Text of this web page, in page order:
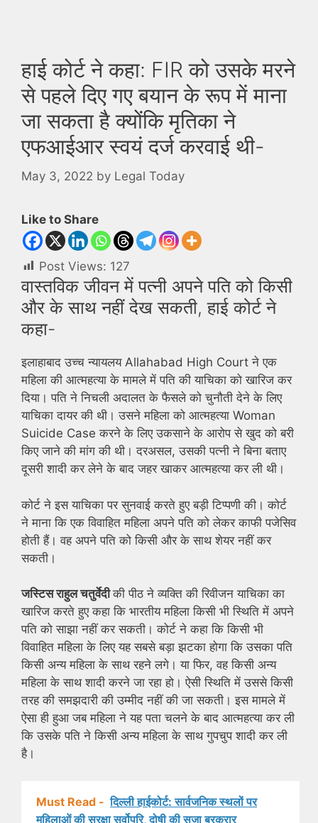
हाई कोर्ट ने कहा: FIR को उसके मरने
से पहले दिए गए बयान के रूप में माना
जा सकता है क्योंकि मृतिका ने
एफआईआर स्वयं दर्ज करवाई थी-
May 3, 2022 by Legal Today
Like to Share
Post Views: 127
वास्तविक जीवन में पत्नी अपने पति को किसी
और के साथ नहीं देख सकती, हाई कोर्ट ने
कहा-
इलाहाबाद उच्च न्यायलय Allahabad High Court ने एक
महिला की आत्महत्या के मामले में पति की याचिका को खारिज कर
दिया। पति ने निचली अदालत के फैसले को चुनौती देने के लिए
याचिका दायर की थी। उसने महिला को आत्महत्या Woman
Suicide Case करने के लिए उकसाने के आरोप से खुद को बरी
किए जाने की मांग की थी। दरअसल, उसकी पत्नी ने बिना बताए
दूसरी शादी कर लेने के बाद जहर खाकर आत्महत्या कर ली थी।
कोर्ट ने इस याचिका पर सुनवाई करते हुए बड़ी टिप्पणी की। कोर्ट
ने माना कि एक विवाहित महिला अपने पति को लेकर काफी पजेसिव
होती हैं। वह अपने पति को किसी और के साथ शेयर नहीं कर
सकती।
जस्टिस राहुल चतुर्वेदीकी पीठ ने व्यक्ति की रिवीजन याचिका का
खारिज करते हुए कहा कि भारतीय महिला किसी भी स्थिति में अपने
पति को साझा नहीं कर सकती। कोर्ट ने कहा कि किसी भी
विवाहित महिला के लिए यह सबसे बड़ा झटका होगा कि उसका पति
किसी अन्‍य महिला के साथ रहने लगे। या फिर, वह किसी अन्‍य
महिला के साथ शादी करने जा रहा हो। ऐसी स्थिति में उससे किसी
तरह की समझदारी की उम्‍मीद नहीं की जा सकती। इस मामले में
ऐसा ही हुआ जब महिला ने यह पता चलने के बाद आत्‍महत्‍या कर ली
कि उसके पति ने किसी अन्‍य महिला के साथ गुपचुप शादी कर ली
है।
Must Read - दिल्ली हाईकोर्ट: सार्वजनिक स्थलों पर
महिलाओं की सुरक्षा सर्वोपरि, दोषी की सजा बरकरार